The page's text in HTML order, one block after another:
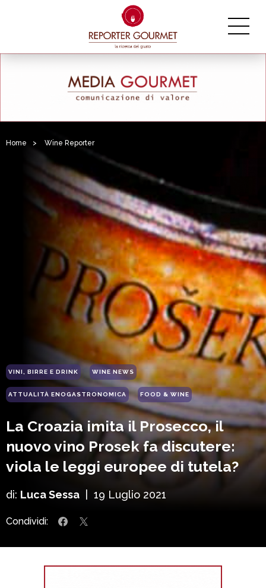
Home > Wine Reporter
VINI, BIRRE E DRINK WINE NEWS
ATTUALITÀ ENOGASTRONOMICA FOOD & WINE
La Croazia imita il Prosecco, il
nuovo vino Prosek fa discutere:
viola le leggi europee di tutela?
di: Luca Sessa 19 Luglio 2021
Condividi: